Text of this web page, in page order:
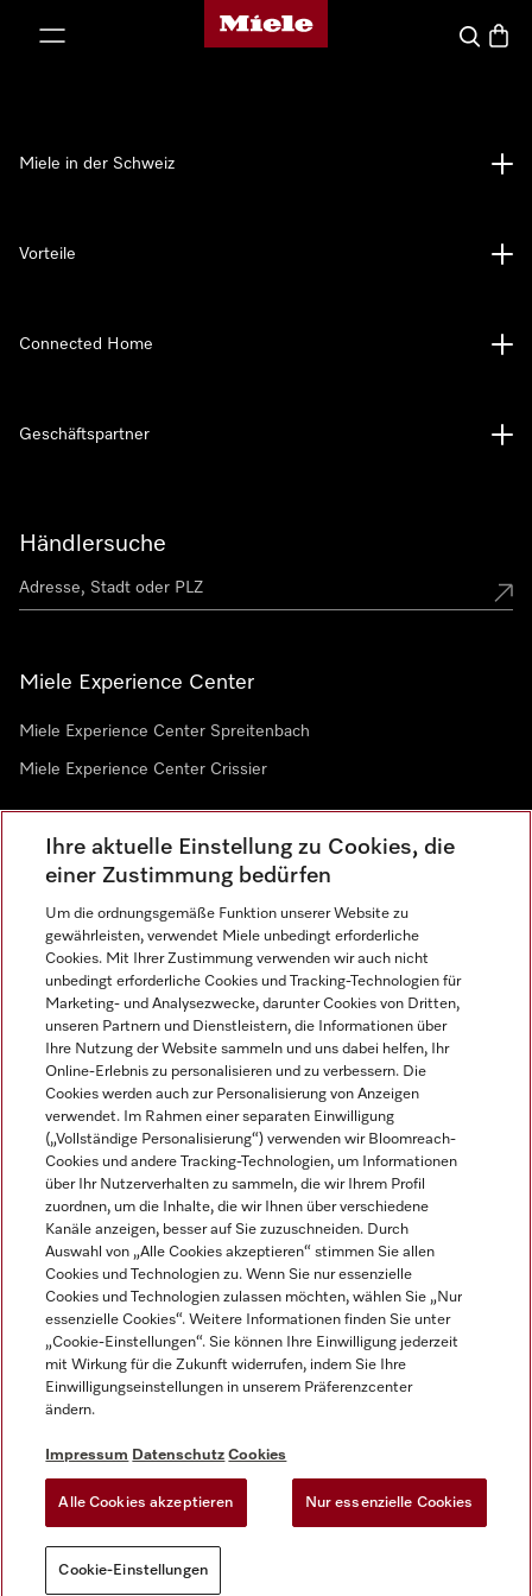
Miele-Homepage
Suche
Händlersuche
Miele Experience Center
Miele Experience Center Spreitenbach
Miele Experience Center Crissier
Newsletter
Sprache
DEUTSCH
Miele in der Schweiz
Vorteile
Connected Home
Geschäftspartner
Impressum
Datenschutz
Cookie-Einstellungen
Miele auf YoutubeMiele auf Instagram
Miele auf Facebook
Miele auf LinkedInMiele auf LinkedIn
Ihre aktuelle Einstellung zu Cookies, die
einer Zustimmung bedürfen
Um die ordnungsgemäße Funktion unserer Website zu
gewährleisten, verwendet Miele unbedingt erforderliche
Cookies. Mit Ihrer Zustimmung verwenden wir auch nicht
unbedingt erforderliche Cookies und Tracking-Technologien für
Marketing- und Analysezwecke, darunter Cookies von Dritten,
unseren Partnern und Dienstleistern, die Informationen über
Ihre Nutzung der Website sammeln und uns dabei helfen, Ihr
Online-Erlebnis zu personalisieren und zu verbessern. Die
Cookies werden auch zur Personalisierung von Anzeigen
verwendet. Im Rahmen einer separaten Einwilligung
(„Vollständige Personalisierung“) verwenden wir Bloomreach-
Cookies und andere Tracking-Technologien, um Informationen
über Ihr Nutzerverhalten zu sammeln, die wir Ihrem Profil
zuordnen, um die Inhalte, die wir Ihnen über verschiedene
Kanäle anzeigen, besser auf Sie zuzuschneiden. Durch
Auswahl von „Alle Cookies akzeptieren“ stimmen Sie allen
Cookies und Technologien zu. Wenn Sie nur essenzielle
Cookies und Technologien zulassen möchten, wählen Sie „Nur
essenzielle Cookies“. Weitere Informationen finden Sie unter
„Cookie-Einstellungen“. Sie können Ihre Einwilligung jederzeit
mit Wirkung für die Zukunft widerrufen, indem Sie Ihre
Einwilligungseinstellungen in unserem Präferenzcenter
ändern.
Impressum Datenschutz Cookies
Alle Cookies akzeptieren Nur essenzielle Cookies
Cookie-Einstellungen